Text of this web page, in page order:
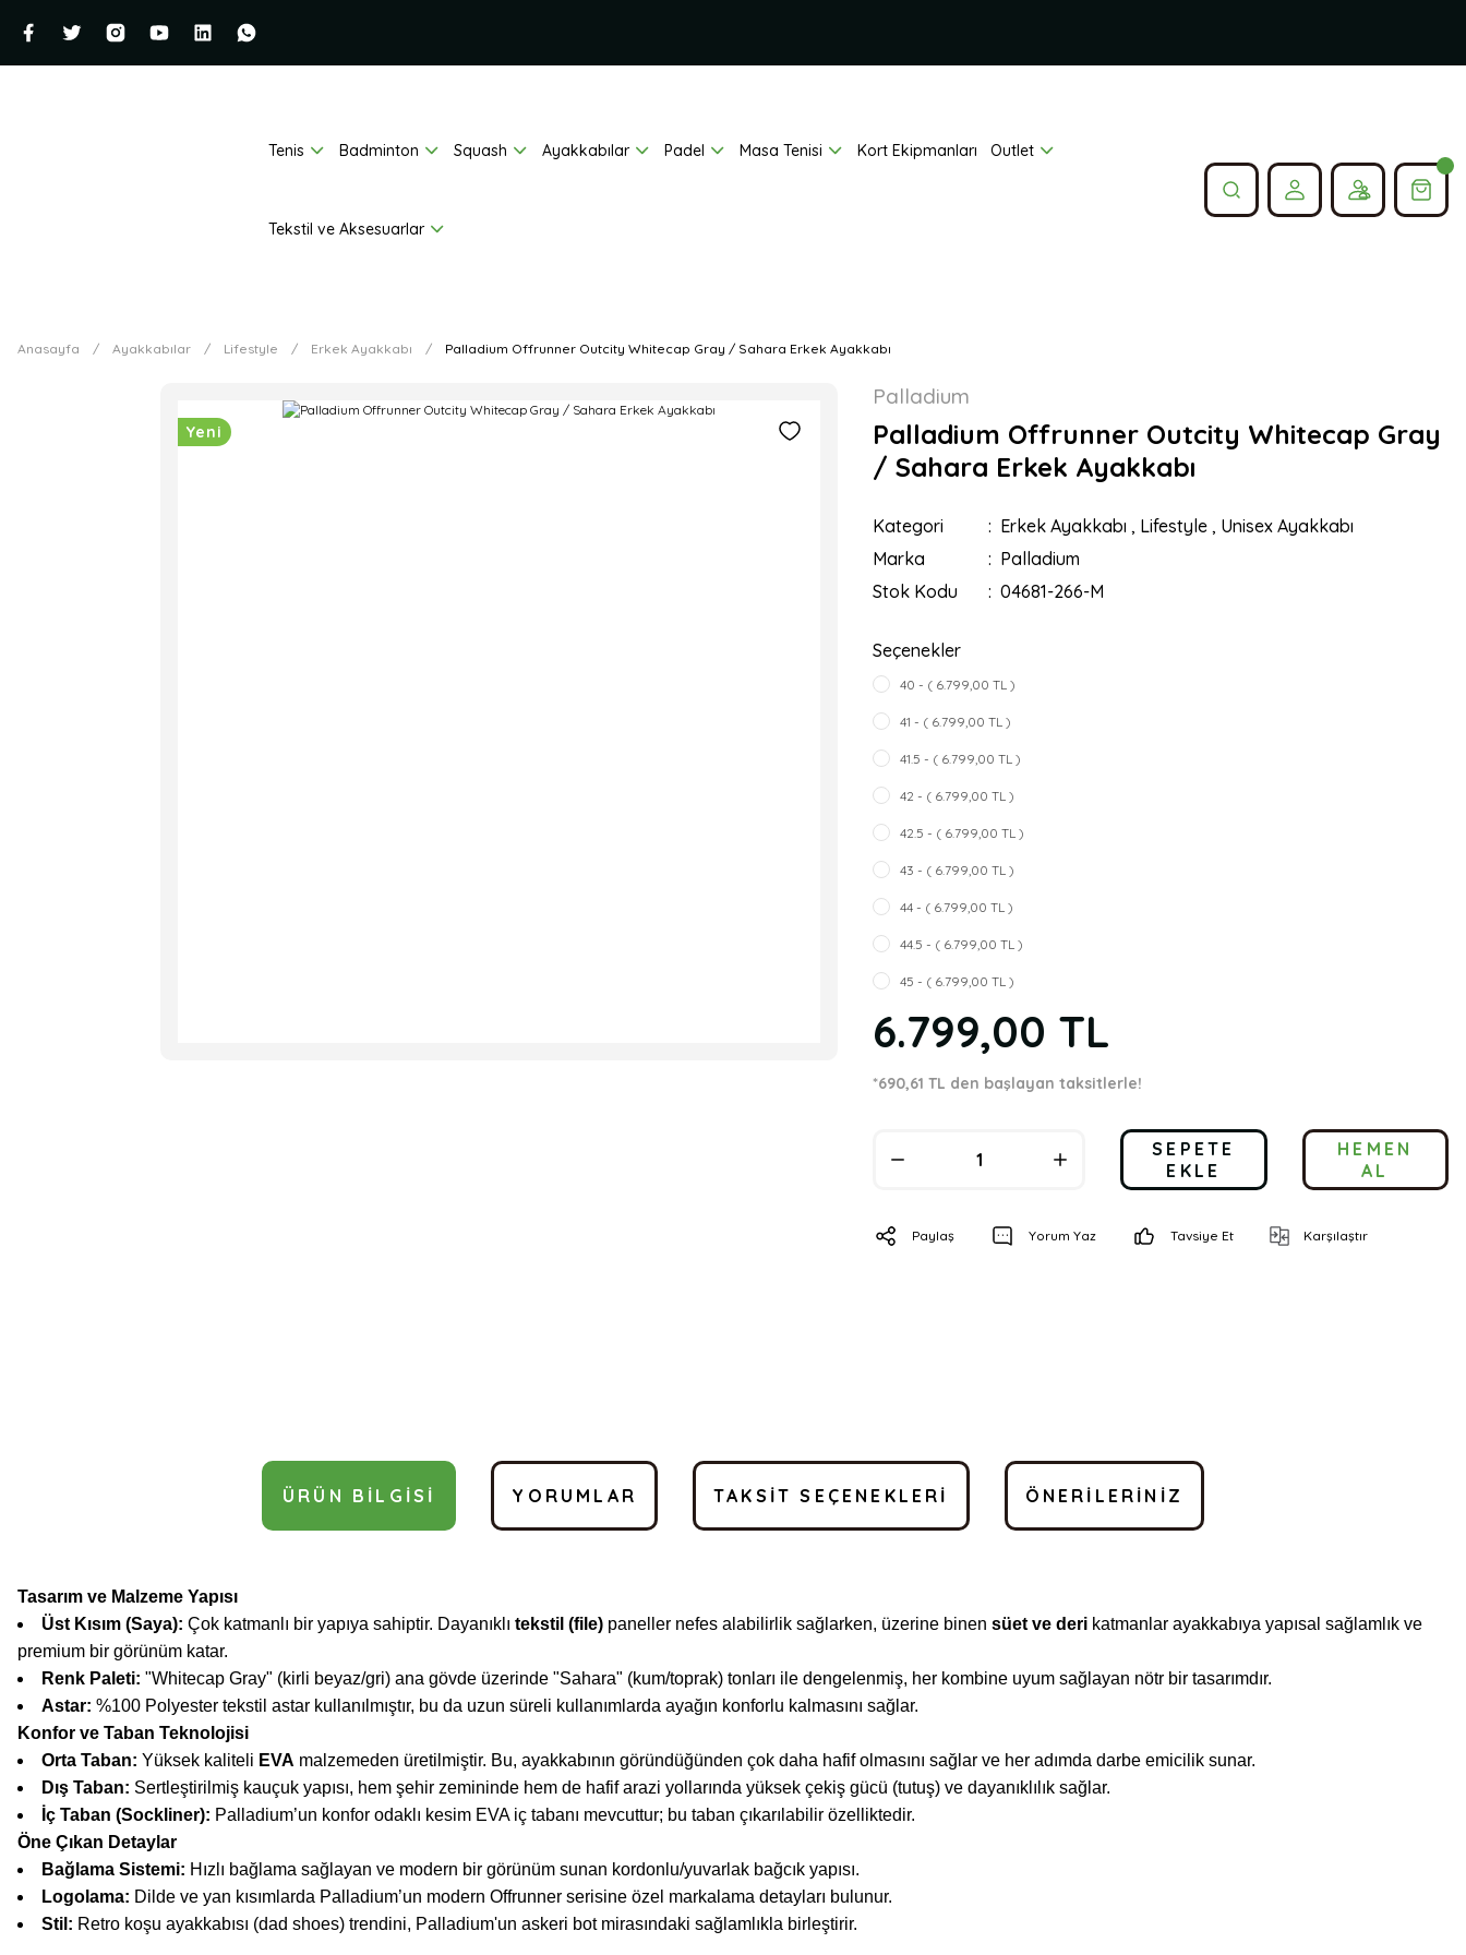
Tenis Badminton Squash Ayakkabılar Padel Masa Tenisi Kort Ekipmanları Outlet
Tekstil ve Aksesuarlar
Anasayfa Ayakkabılar Lifestyle Erkek Ayakkabı Palladium Offrunner Outcity Whitecap Gray / Sahara Erkek Ayakkabı
Yeni
Palladium
Palladium Offrunner Outcity Whitecap Gray
/ Sahara Erkek Ayakkabı
Kategori Erkek Ayakkabı , Lifestyle , Unisex Ayakkabı
Marka
Palladium
Stok Kodu
04681-266-M
Seçenekler
40 - ( 6.799,00 TL )
41 - ( 6.799,00 TL )
41.5 - ( 6.799,00 TL )
42 - ( 6.799,00 TL )
42.5 - ( 6.799,00 TL )
43 - ( 6.799,00 TL )
44 - ( 6.799,00 TL )
44.5 - ( 6.799,00 TL )
45 - ( 6.799,00 TL )
6.799,00 TL
*690,61 TL den başlayan taksitlerle!
SEPETE
EKLE
HEMEN
AL
Paylaş Yorum Yaz Tavsiye Et Karşılaştır
ÜRÜN BILGISI YORUMLAR TAKSIT SEÇENEKLERI ÖNERILERINIZ
Tasarım ve Malzeme Yapısı
Üst Kısım (Saya): Çok katmanlı bir yapıya sahiptir. Dayanıklı tekstil (file) paneller nefes alabilirlik sağlarken, üzerine binen süet ve deri katmanlar ayakkabıya yapısal sağlamlık ve
premium bir görünüm katar.
Renk Paleti: "Whitecap Gray" (kirli beyaz/gri) ana gövde üzerinde "Sahara" (kum/toprak) tonları ile dengelenmiş, her kombine uyum sağlayan nötr bir tasarımdır.
Astar: %100 Polyester tekstil astar kullanılmıştır, bu da uzun süreli kullanımlarda ayağın konforlu kalmasını sağlar.
Konfor ve Taban Teknolojisi
Orta Taban: Yüksek kaliteli EVA malzemeden üretilmiştir. Bu, ayakkabının göründüğünden çok daha hafif olmasını sağlar ve her adımda darbe emicilik sunar.
Dış Taban: Sertleştirilmiş kauçuk yapısı, hem şehir zemininde hem de hafif arazi yollarında yüksek çekiş gücü (tutuş) ve dayanıklılık sağlar.
İç Taban (Sockliner): Palladium’un konfor odaklı kesim EVA iç tabanı mevcuttur; bu taban çıkarılabilir özelliktedir.
Öne Çıkan Detaylar
Bağlama Sistemi: Hızlı bağlama sağlayan ve modern bir görünüm sunan kordonlu/yuvarlak bağcık yapısı.
Logolama: Dilde ve yan kısımlarda Palladium’un modern Offrunner serisine özel markalama detayları bulunur.
Stil: Retro koşu ayakkabısı (dad shoes) trendini, Palladium'un askeri bot mirasındaki sağlamlıkla birleştirir.